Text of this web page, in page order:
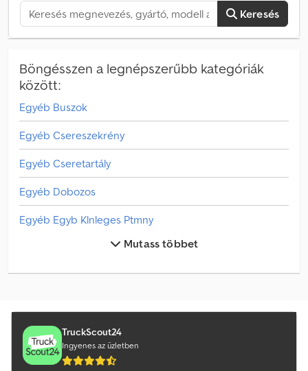
Keresés
Böngésszen a legnépszerűbb kategóriák
között:
Egyéb Buszok
Egyéb Csereszekrény
Egyéb Cseretartály
Egyéb Dobozos
Egyéb Egyb Klnleges Ptmny
Egyéb Emeletes Busz
Egyéb Hutodobozos Csereszekrény
Egyéb Hutokonténer
Mutass többet
TruckScout24
Ingyenes az üzletben